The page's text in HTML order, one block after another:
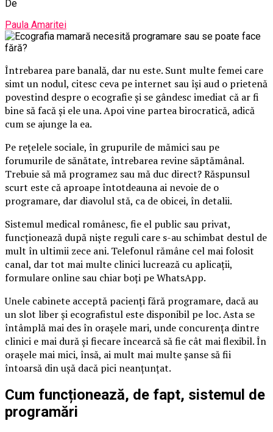
De
Paula Amaritei
Întrebarea pare banală, dar nu este. Sunt multe femei care
simt un nodul, citesc ceva pe internet sau își aud o prietenă
povestind despre o ecografie și se gândesc imediat că ar fi
bine să facă și ele una. Apoi vine partea birocratică, adică
cum se ajunge la ea.
Pe rețelele sociale, în grupurile de mămici sau pe
forumurile de sănătate, întrebarea revine săptămânal.
Trebuie să mă programez sau mă duc direct? Răspunsul
scurt este că aproape întotdeauna ai nevoie de o
programare, dar diavolul stă, ca de obicei, în detalii.
Sistemul medical românesc, fie el public sau privat,
funcționează după niște reguli care s-au schimbat destul de
mult în ultimii zece ani. Telefonul rămâne cel mai folosit
canal, dar tot mai multe clinici lucrează cu aplicații,
formulare online sau chiar boți pe WhatsApp.
Unele cabinete acceptă pacienți fără programare, dacă au
un slot liber și ecografistul este disponibil pe loc. Asta se
întâmplă mai des în orașele mari, unde concurența dintre
clinici e mai dură și fiecare încearcă să fie cât mai flexibil. În
orașele mai mici, însă, ai mult mai multe șanse să fii
întoarsă din ușă dacă pici neanțunțat.
Cum funcționează, de fapt, sistemul de
programări